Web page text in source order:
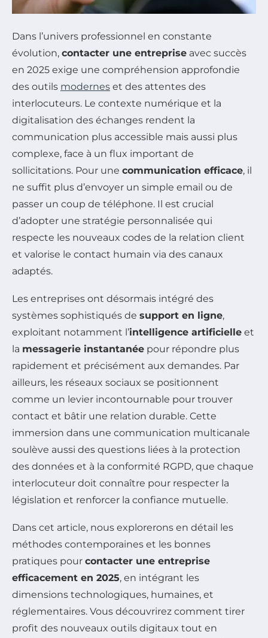
Dans l’univers professionnel en constante
évolution, contacter une entreprise avec succès
en 2025 exige une compréhension approfondie
des outils modernes et des attentes des
interlocuteurs. Le contexte numérique et la
digitalisation des échanges rendent la
communication plus accessible mais aussi plus
complexe, face à un flux important de
sollicitations. Pour une communication efficace, il
ne suffit plus d’envoyer un simple email ou de
passer un coup de téléphone. Il est crucial
d’adopter une stratégie personnalisée qui
respecte les nouveaux codes de la relation client
et valorise le contact humain via des canaux
adaptés.
Les entreprises ont désormais intégré des
systèmes sophistiqués de support en ligne,
exploitant notamment l’intelligence artificielle et
la messagerie instantanée pour répondre plus
rapidement et précisément aux demandes. Par
ailleurs, les réseaux sociaux se positionnent
comme un levier incontournable pour trouver
contact et bâtir une relation durable. Cette
immersion dans une communication multicanale
soulève aussi des questions liées à la protection
des données et à la conformité RGPD, que chaque
interlocuteur doit connaître pour respecter la
législation et renforcer la confiance mutuelle.
Dans cet article, nous explorerons en détail les
méthodes contemporaines et les bonnes
pratiques pour contacter une entreprise
efficacement en 2025, en intégrant les
dimensions technologiques, humaines, et
réglementaires. Vous découvrirez comment tirer
profit des nouveaux outils digitaux tout en